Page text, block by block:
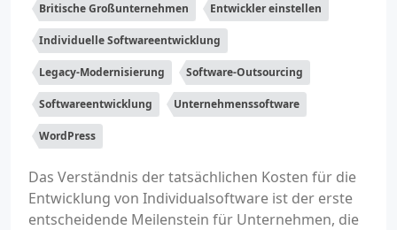
Britische Großunternehmen Entwickler einstellen
Individuelle Softwareentwicklung
Legacy-Modernisierung Software-Outsourcing
Softwareentwicklung Unternehmenssoftware
WordPress
Das Verständnis der tatsächlichen Kosten für die
Entwicklung von Individualsoftware ist der erste
entscheidende Meilenstein für Unternehmen, die